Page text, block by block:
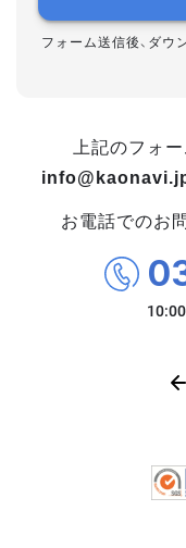
フォーム送信後、ダ
上記のフォ
お電話でのお